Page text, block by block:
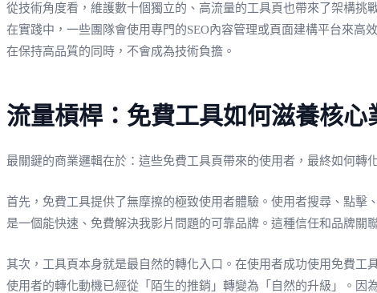
從技術角度看，維護數十個獨立的、高流量的工具頁也帶來了架構挑
在實踐中，一些團隊會使用專門的SEO內容管理或頁面建構平台來高
在保持高品質的同時，不會成為技術負擔。
流量槓桿：免費工具如何滋養核心
最關鍵的商業邏輯在於：這些免費工具頁帶來的使用者，最終如何轉
首先，免費工具提供了無摩擦的極致使用者體驗。使用者搜尋、點擊
是一個能快速、免費解決我影片問題的可靠品牌。這種信任和品牌關
其次，工具頁本身就是最自然的轉化入口。在使用者成功使用免費工
使用者的轉化動機已經從「陌生的推銷」轉變為「自然的升級」。因